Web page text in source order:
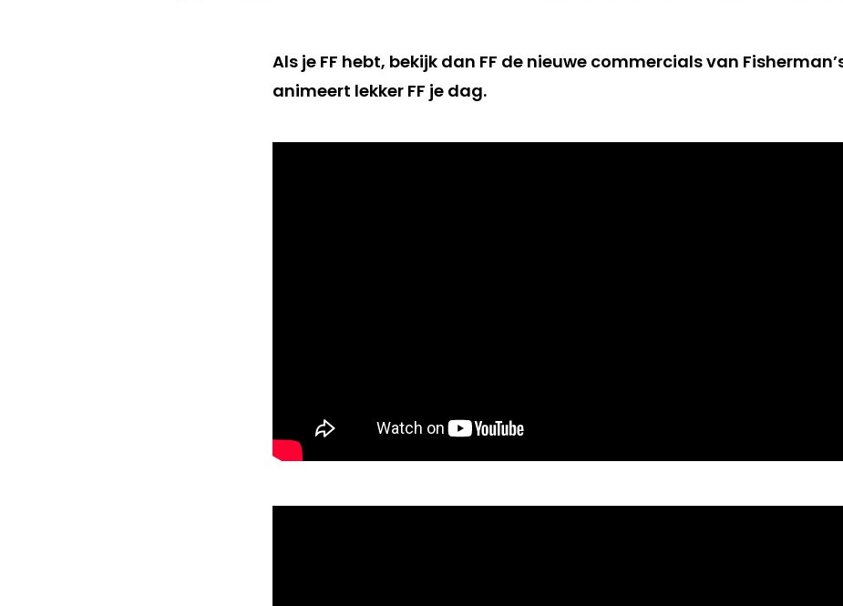
Als je FF hebt, bekijk dan FF de nieuwe commercials van
animeert lekker FF je dag.